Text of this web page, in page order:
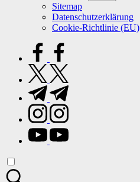
Sitemap
Datenschutzerklärung
Cookie-Richtlinie (EU)
facebook.com
twitter.com
t.me
instagram.com
youtube.com